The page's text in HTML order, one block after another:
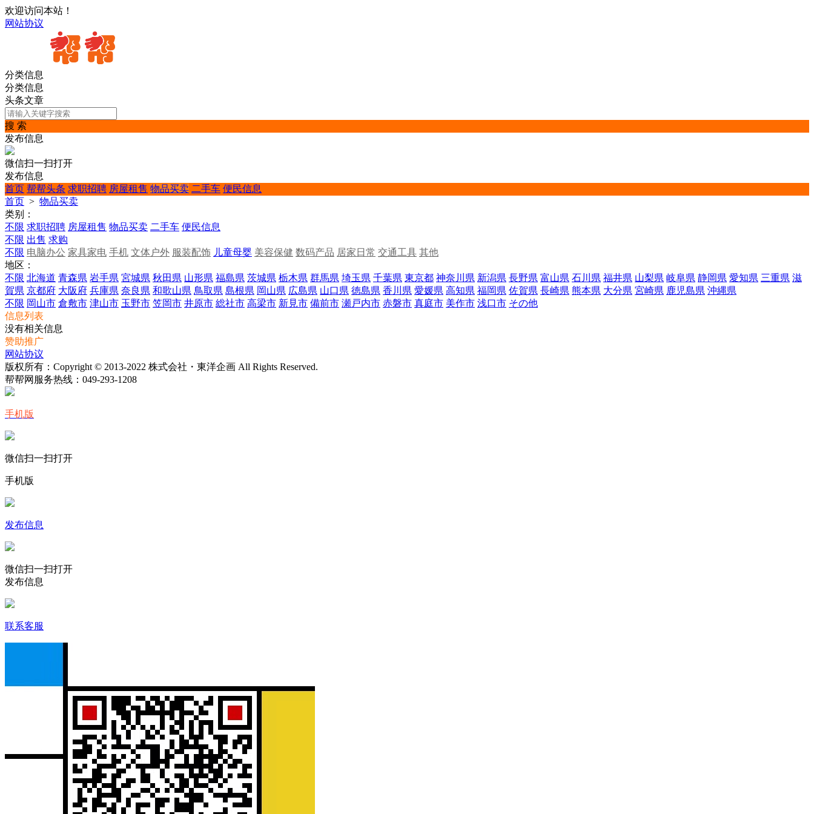
欢迎访问本站！
网站协议
分类信息
分类信息
头条文章
搜 索
发布信息
微信扫一扫打开
发布信息
首页 帮帮头条 求职招聘 房屋租售 物品买卖 二手车 便民信息
首页 > 物品买卖
类别：
不限 求职招聘 房屋租售 物品买卖 二手车 便民信息
不限 出售 求购
不限 电脑办公 家具家电 手机 文体户外 服装配饰 儿童母婴 美容保健 数码产品 居家日常 交通工具 其他
地区：
不限 北海道 青森県 岩手県 宮城県 秋田県 山形県 福島県 茨城県 栃木県 群馬県 埼玉県 千葉県 東京都 神奈川県 新潟県 長野県 富山県 石川県 福井県 山梨県 岐阜県 静岡県 愛知県 三重県 滋
賀県 京都府 大阪府 兵庫県 奈良県 和歌山県 鳥取県 島根県 岡山県 広島県 山口県 徳島県 香川県 愛媛県 高知県 福岡県 佐賀県 長崎県 熊本県 大分県 宮崎県 鹿児島県 沖縄県
不限 岡山市 倉敷市 津山市 玉野市 笠岡市 井原市 総社市 高梁市 新見市 備前市 瀬戸内市 赤磐市 真庭市 美作市 浅口市 その他
信息列表
没有相关信息
赞助推广
网站协议
版权所有：Copyright © 2013-2022 株式会社・東洋企画 All Rights Reserved.
帮帮网服务热线： 049-293-1208
手机版
微信扫一扫打开
手机版
发布信息
微信扫一扫打开
发布信息
联系客服